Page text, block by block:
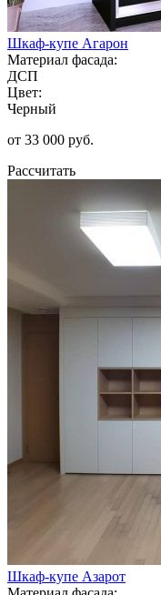
Шкаф-купе Агарон
Материал фасада:
ДСП
Цвет:
Черный
от 33 000 руб.
Рассчитать
Шкаф-купе Азарот